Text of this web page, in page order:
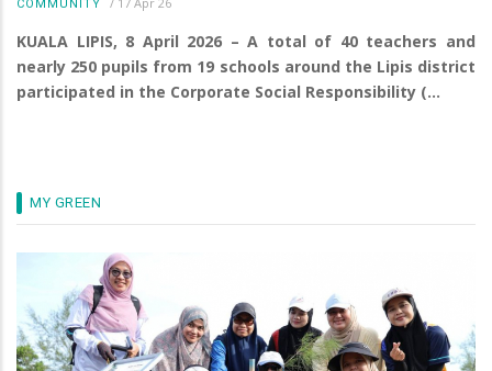
COMMUNITY
KUALA LIPIS, 8 April 2026 – A total of 40 teachers and
nearly 250 pupils from 19 schools around the Lipis district
participated in the Corporate Social Responsibility (…
MY GREEN